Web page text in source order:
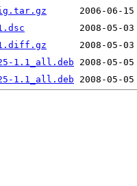
1.1_all.deb
1.1_all.deb